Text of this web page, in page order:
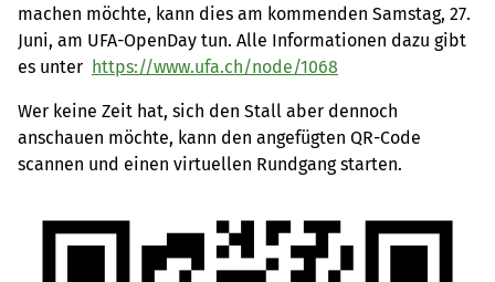
machen möchte, kann dies am kommenden Samstag, 27.
Juni, am UFA-OpenDay tun. Alle Informationen dazu gibt
es unter https://www.ufa.ch/node/1068
Wer keine Zeit hat, sich den Stall aber dennoch
anschauen möchte, kann den angefügten QR-Code
scannen und einen virtuellen Rundgang starten.